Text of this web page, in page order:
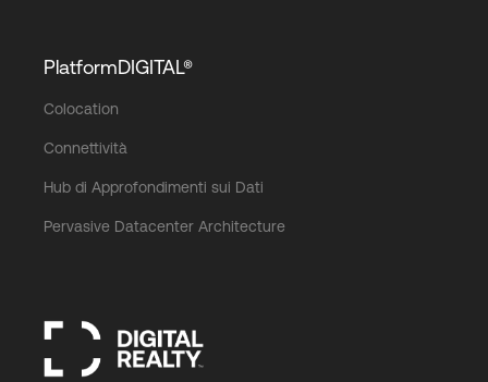
PlatformDIGITAL®
Colocation
Connettività
Hub di Approfondimenti sui Dati
Pervasive Datacenter Architecture